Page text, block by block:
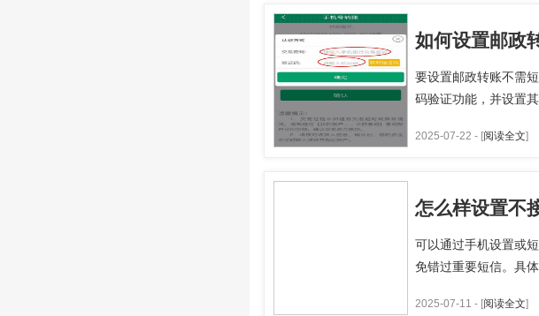
如何设置邮政
要设置邮政转账不需
码验证功能，并设置
2025-07-22 - [阅读全文]
怎么样设置不
可以通过手机设置或
免错过重要短信。具
2025-07-11 - [阅读全文]